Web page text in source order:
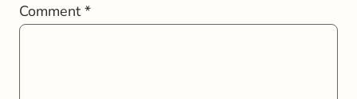
Comment*